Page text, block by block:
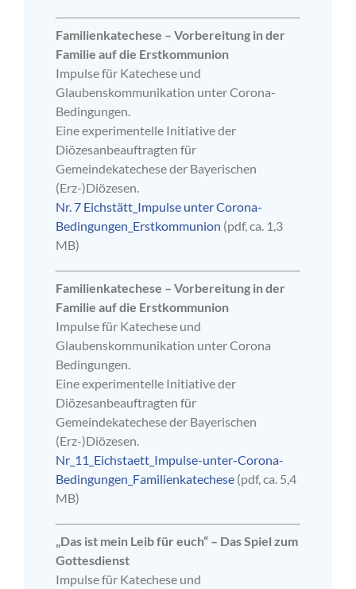
Familienkatechese – Vorbereitung in der
Familie auf die Erstkommunion
Impulse für Katechese und
Glaubenskommunikation unter Corona-
Bedingungen.
Eine experimentelle Initiative der
Diözesanbeauftragten für
Gemeindekatechese der Bayerischen
(Erz-)Diözesen.
Nr. 7 Eichstätt_Impulse unter Corona-
Bedingungen_Erstkommunion (pdf, ca. 1,3
MB)
Familienkatechese – Vorbereitung in der
Familie auf die Erstkommunion
Impulse für Katechese und
Glaubenskommunikation unter Corona
Bedingungen.
Eine experimentelle Initiative der
Diözesanbeauftragten für
Gemeindekatechese der Bayerischen
(Erz-)Diözesen.
Nr_11_Eichstaett_Impulse-unter-Corona-
Bedingungen_Familienkatechese (pdf, ca. 5,4
MB)
„Das ist mein Leib für euch“ – Das Spiel zum
Gottesdienst
Impulse für Katechese und